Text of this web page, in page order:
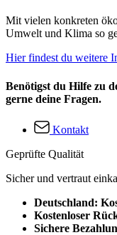
Mit vielen konkreten
Umwelt und Klima so
Hier findest du weitere
Benötigst du Hilfe zu
gerne deine Fragen.
Kontakt
Geprüfte Qualität
Sicher und vertraut
Deutschland:
Kostenloser
Sichere